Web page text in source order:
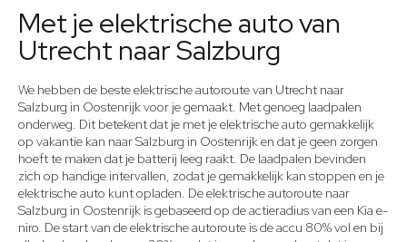
Met je elektrische auto van
Utrecht naar Salzburg
We hebben de beste elektrische autoroute van Utrecht naar
Salzburg in Oostenrijk voor je gemaakt. Met genoeg laadpalen
onderweg. Dit betekent dat je met je elektrische auto gemakkelijk
op vakantie kan naar Salzburg in Oostenrijk en dat je geen zorgen
hoeft te maken dat je batterij leeg raakt. De laadpalen bevinden
zich op handige intervallen, zodat je gemakkelijk kan stoppen en je
elektrische auto kunt opladen. De elektrische autoroute naar
Salzburg in Oostenrijk is gebaseerd op de actieradius van een Kia e-
niro. De start van de elektrische autoroute is de accu 80% vol en bij